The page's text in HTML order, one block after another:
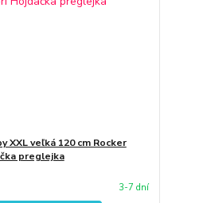
XXL veľká 120 cm Rocker
preglejka
3-7 dní